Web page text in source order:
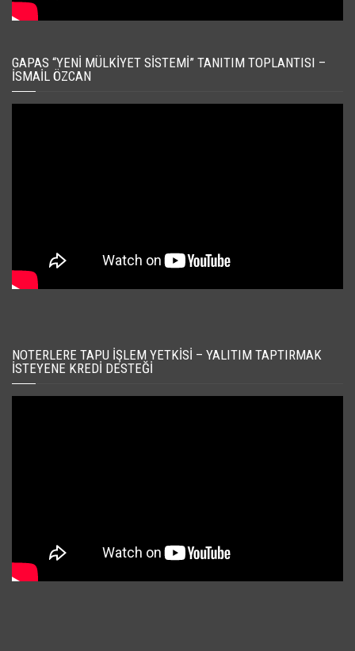
GAPAS “YENI MÜLKIYET SISTEMI” TANITIM TOPLANTISI –
İSMAIL ÖZCAN
NOTERLERE TAPU İŞLEM YETKISI – YALITIM TAPTIRMAK
İSTEYENE KREDI DESTEĞI